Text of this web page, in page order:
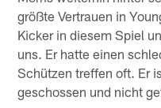
größte Vertrauen in
Kicker in diesem Spiel
uns. Er hatte einen
Schützen treffen oft. Er
geschossen und nicht